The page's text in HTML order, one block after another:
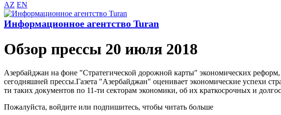
AZ EN
Информационное агентство Turan
Обзор прессы 20 июля 2018
Aзербайджан на фоне "Стратегической дорожной карты" экономических
сегодняшней прессы.Газета "Aзербайджан" оценивает экономические успехи
ти таких документов по 11-ти секторам экономики, об их краткосрочных и
Пожалуйста, войдите или подпишитесь, чтобы читать больше